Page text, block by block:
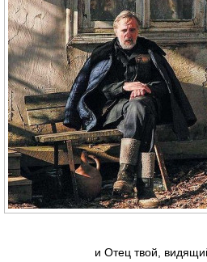
и Отец твой,